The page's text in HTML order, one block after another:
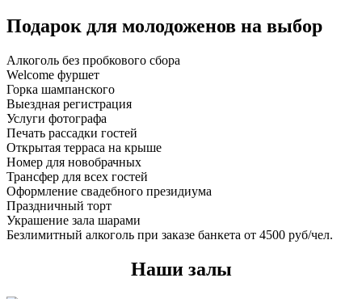
Подарок для молодоженов на выбор
Алкоголь без пробкового сбора
Welcome фуршет
Горка шампанского
Выездная регистрация
Услуги фотографа
Печать рассадки гостей
Открытая терраса на крыше
Номер для новобрачных
Трансфер для всех гостей
Оформление свадебного президиума
Праздничный торт
Украшение зала шарами
Безлимитный алкоголь при заказе банкета от 4500 руб/чел.
Наши залы